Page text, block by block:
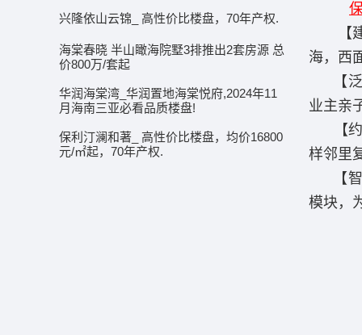
兴隆依山云锦_ 高性价比楼盘，70年产权.
海棠春晓 半山瞰海院墅3排推出2套房源 总
价800万/套起
华润海棠湾_华润置地海棠悦府,2024年11
月海南三亚必看品质楼盘!
保利汀澜和著_ 高性价比楼盘，均价16800
元/㎡起，70年产权.
【建
海，西
【泛
业主亲
【约
样邻里
【智
模块，